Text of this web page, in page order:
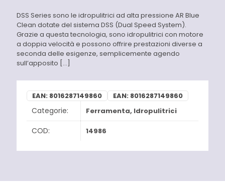
DSS Series sono le idropulitrici ad alta pressione AR Blue
Clean dotate del sistema DSS (Dual Speed System).
Grazie a questa tecnologia, sono idropulitrici con motore
a doppia velocità e possono offrire prestazioni diverse a
seconda delle esigenze, semplicemente agendo
sull’apposito […]
EAN: 8016287149860 EAN: 8016287149860
Categorie: Ferramenta, Idropulitrici
COD: 14986